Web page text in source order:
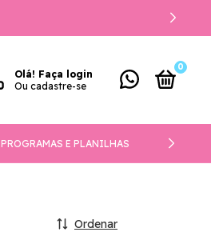
Olá! Faça login
Ou cadastre-se
0
PROGRAMAS E PLANILHAS
Ordenar